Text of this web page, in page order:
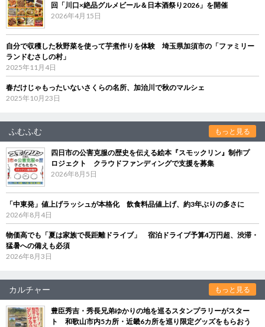
回「川口×絶品グルメビール＆日本酒祭り2026」を開催
2026年4月15日
自分で収穫した秋野菜を使って芋煮作りを体験 埼玉県加須市の「ファミリー
ランドむさしの村」
2025年11月4日
春だけじゃもったいないさくらの名所、加治川で秋のマルシェ
2025年10月23日
ふむふむ もっと見る
四日市の公害克服の歴史を伝える絵本『スモックリン』制作プ
ロジェクト クラウドファンディングで支援を募集
2026年8月5日
「中東発」値上げラッシュが本格化 飲食料品値上げ、約3年ぶりの多さに
2026年8月4日
物価高でも「夏は家族で長距離ドライブ」 宿泊ドライブ予算4万円超、渋滞・
猛暑への備えも必須
2026年8月3日
カルチャー もっと見る
豊臣秀吉・秀長兄弟ゆかりの地を巡るスタンプラリーがスター
ト 和歌山市内5カ所・近畿6カ所を巡り限定グッズをもらおう